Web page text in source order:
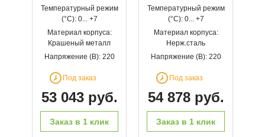
Температурный режим
(°С): 0... +7
Материал корпуса:
Крашеный металл
Напряжение (В): 220
Под заказ
53 043 руб.
Заказ в 1 клик
Температурный режим
(°С): 0... +7
Материал корпуса:
Нерж.сталь
Напряжение (В): 220
Под заказ
54 878 руб.
Заказ в 1 клик